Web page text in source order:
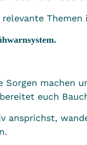
Sorgen machen
euch
ansprichst,